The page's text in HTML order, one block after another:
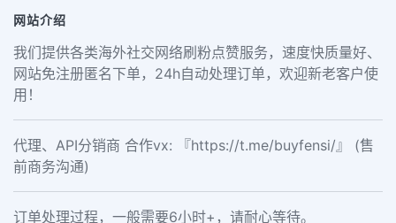
网站介绍
我们提供各类海外社交网络刷粉点赞服务，速度快质量好、
网站免注册匿名下单，24h自动处理订单，欢迎新老客户使
用！
代理、API分销商 合作vx: 『https://t.me/buyfensi/』 (售
前商务沟通)
订单处理过程，一般需要6小时+，请耐心等待。